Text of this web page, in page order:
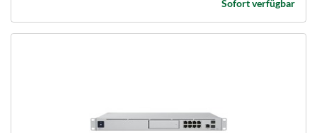
Sofort verfügbar